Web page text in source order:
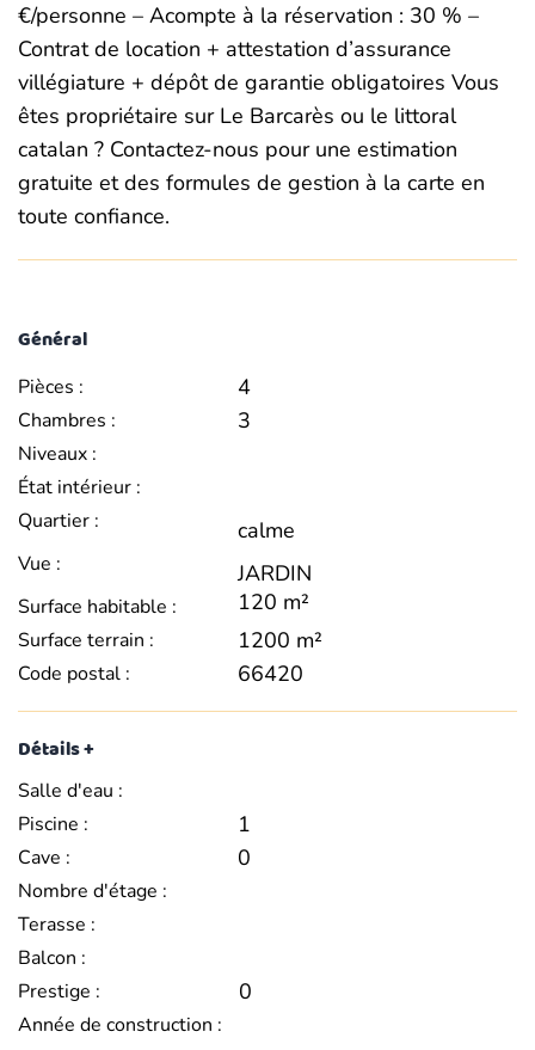
€/personne – Acompte à la réservation : 30 % –
Contrat de location + attestation d’assurance
villégiature + dépôt de garantie obligatoires Vous
êtes propriétaire sur Le Barcarès ou le littoral
catalan ? Contactez-nous pour une estimation
gratuite et des formules de gestion à la carte en
toute confiance.
Général
Pièces : 4
Chambres : 3
Niveaux :
État intérieur :
Quartier :
calme
Vue : JARDIN
Surface habitable : 120 m²
Surface terrain : 1200 m²
Code postal : 66420
Détails +
Salle d'eau :
Piscine :
1
Cave : 0
Nombre d'étage :
Terasse :
Balcon :
Prestige :
0
Année de construction :